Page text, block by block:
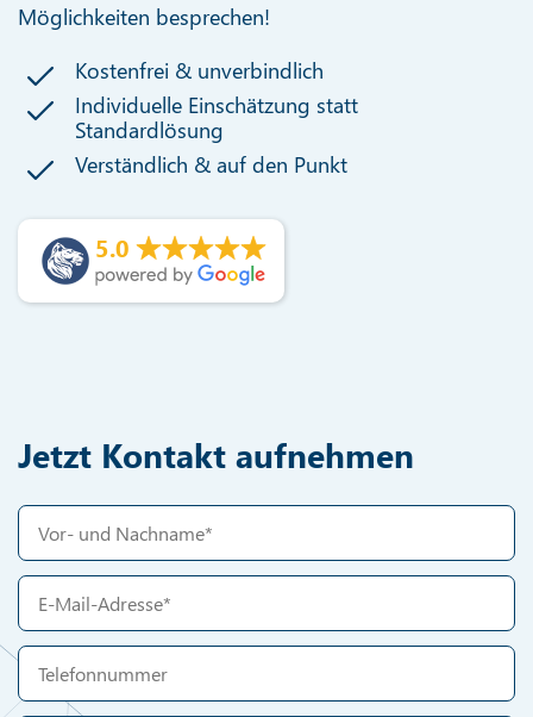
Möglichkeiten besprechen!
Kostenfrei & unverbindlich
Individuelle Einschätzung statt
Standardlösung
Verständlich & auf den Punkt
5.0
Jetzt Kontakt aufnehmen